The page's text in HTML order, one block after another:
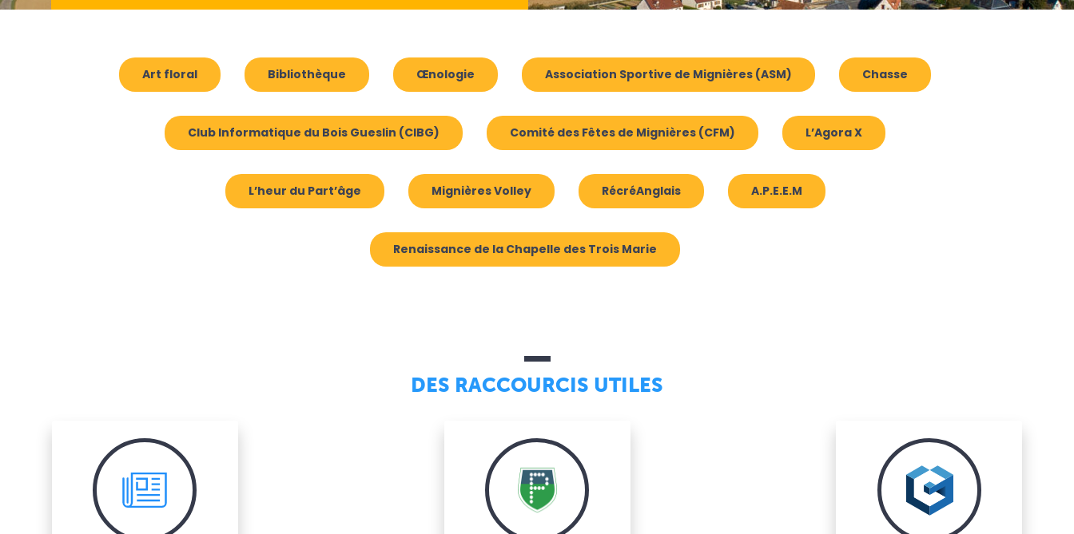
Art floral Bibliothèque Œnologie Association Sportive de Mignières (ASM) Chasse
Club Informatique du Bois Gueslin (CIBG) Comité des Fêtes de Mignières (CFM) L’Agora X
L’heur du Part’âge Mignières Volley RécréAnglais A.P.E.E.M
Renaissance de la Chapelle des Trois Marie
DES RACCOURCIS UTILES